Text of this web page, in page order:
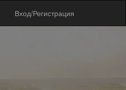
Вход/Регистрация